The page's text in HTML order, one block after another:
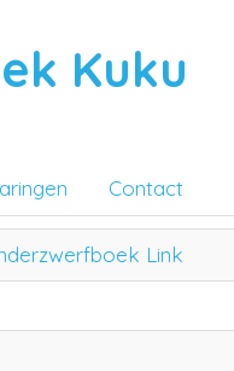
Kuku
Contact
Link